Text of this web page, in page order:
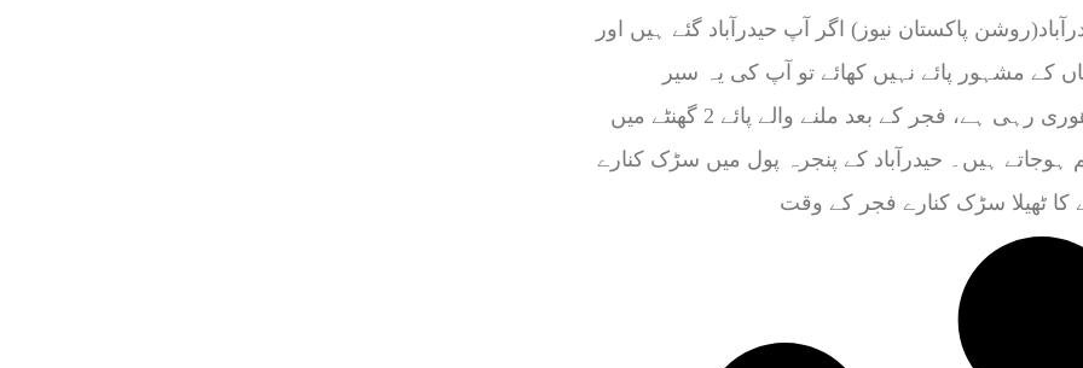
پاکستان نیوز) اگر آپ حیدرآباد گئے ہیں اور
کے مشہور پائے نہیں کھائے تو آپ کی یہ سیر
ادھوری رہی ہے، فجر کے بعد ملنے والے پائے 2 گھنٹے میں
ہوجاتے ہیں۔ حیدرآباد کے پنجرہ پول میں سڑک کنارے
کا ٹھیلا سڑک کنارے فجر کے وقت